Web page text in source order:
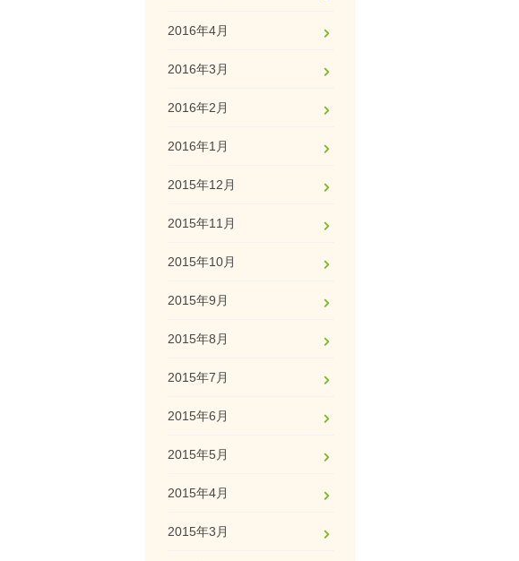
2016年4月
2016年3月
2016年2月
2016年1月
2015年12月
2015年11月
2015年10月
2015年9月
2015年8月
2015年7月
2015年6月
2015年5月
2015年4月
2015年3月